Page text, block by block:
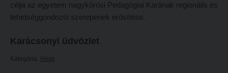
Református Pedagógiai Intézet
Nemzetközi mobilitás
célja az egyetem nagykőrösi Pedagógiai Karának regionális és
tehetséggondozói szerepének erősítése.
Karácsonyi üdvözlet
Kategória: Hírek